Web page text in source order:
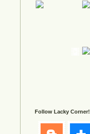
Follow Lacky Corner!